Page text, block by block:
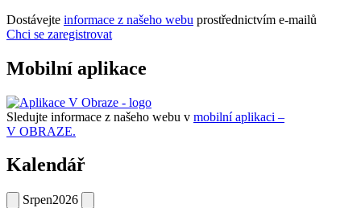
Dostávejte informace z našeho webu prostřednictvím e-mailů
Chci se zaregistrovat
Mobilní aplikace
Sledujte informace z našeho webu v mobilní aplikaci –
V OBRAZE.
Kalendář
Srpen2026